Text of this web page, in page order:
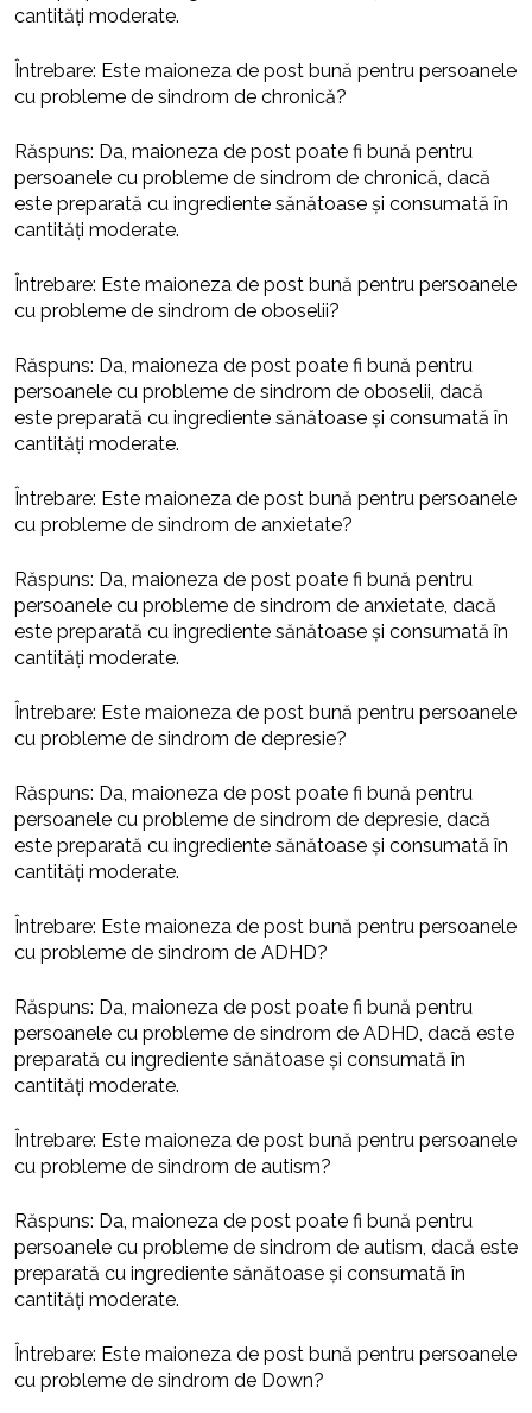
cantități moderate.
Întrebare: Este maioneza de post bună pentru persoanele
cu probleme de sindrom de chronică?
Răspuns: Da, maioneza de post poate fi bună pentru
persoanele cu probleme de sindrom de chronică, dacă
este preparată cu ingrediente sănătoase și consumată în
cantități moderate.
Întrebare: Este maioneza de post bună pentru persoanele
cu probleme de sindrom de oboselii?
Răspuns: Da, maioneza de post poate fi bună pentru
persoanele cu probleme de sindrom de oboselii, dacă
este preparată cu ingrediente sănătoase și consumată în
cantități moderate.
Întrebare: Este maioneza de post bună pentru persoanele
cu probleme de sindrom de anxietate?
Răspuns: Da, maioneza de post poate fi bună pentru
persoanele cu probleme de sindrom de anxietate, dacă
este preparată cu ingrediente sănătoase și consumată în
cantități moderate.
Întrebare: Este maioneza de post bună pentru persoanele
cu probleme de sindrom de depresie?
Răspuns: Da, maioneza de post poate fi bună pentru
persoanele cu probleme de sindrom de depresie, dacă
este preparată cu ingrediente sănătoase și consumată în
cantități moderate.
Întrebare: Este maioneza de post bună pentru persoanele
cu probleme de sindrom de ADHD?
Răspuns: Da, maioneza de post poate fi bună pentru
persoanele cu probleme de sindrom de ADHD, dacă este
preparată cu ingrediente sănătoase și consumată în
cantități moderate.
Întrebare: Este maioneza de post bună pentru persoanele
cu probleme de sindrom de autism?
Răspuns: Da, maioneza de post poate fi bună pentru
persoanele cu probleme de sindrom de autism, dacă este
preparată cu ingrediente sănătoase și consumată în
cantități moderate.
Întrebare: Este maioneza de post bună pentru persoanele
cu probleme de sindrom de Down?